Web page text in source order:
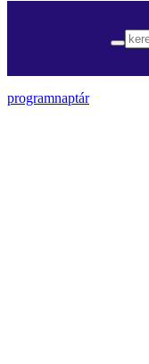
programnaptár